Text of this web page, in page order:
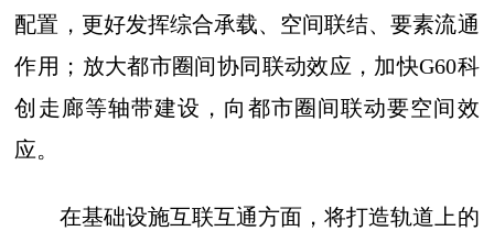
配置，更好发挥综合承载、空间联结、要素流通
作用；放大都市圈间协同联动效应，加快G60科
创走廊等轴带建设，向都市圈间联动要空间效
应。
在基础设施互联互通方面，将打造轨道上的